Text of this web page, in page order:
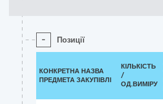
- Позиції
КОНКРЕТНА НАЗВА
ПРЕДМЕТА ЗАКУПІВЛІ
КІЛЬКІСТЬ
/
ОД.ВИМІРУ